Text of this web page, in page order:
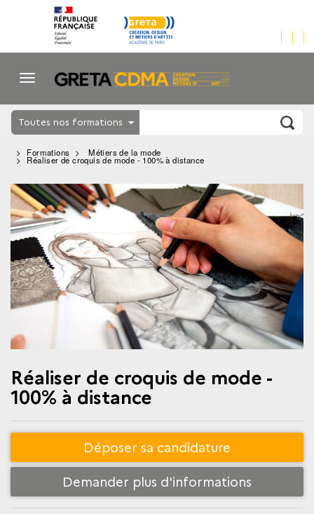
Toutes nos formations
Formations Métiers de la mode
Réaliser de croquis de mode - 100% à distance
Réaliser de croquis de mode -
100% à distance
Déposer sa candidature
Demander plus d'informations